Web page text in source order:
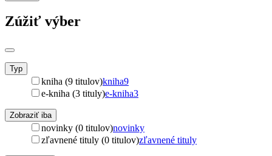
Zúžiť výber
Typ
kniha (9 titulov)kniha9
e-kniha (3 tituly)e-kniha3
Zobraziť iba
novinky (0 titulov)novinky
zľavnené tituly (0 titulov)zľavnené tituly